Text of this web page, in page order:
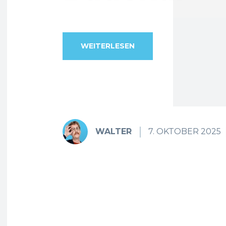
WEITERLESEN
WALTER 7. OKTOBER 2025